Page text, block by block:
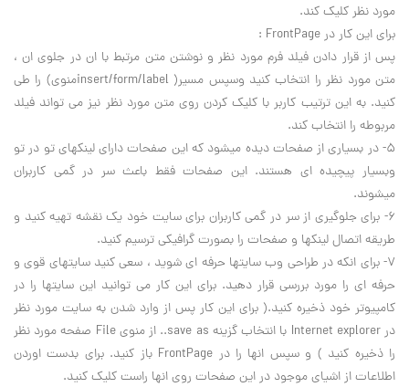
مورد نظر کليک کند.
براي اين کار در FrontPage :
پس از قرار دادن فيلد فرم مورد نظر و نوشتن متن مرتبط با ان در جلوي ان ،
متن مورد نظر را انتخاب کنيد وسپس مسير( insert/form/labelمنوي) را طي
کنيد. به اين ترتيب کاربر با کليک کردن روي متن مورد نظر نيز مي تواند فيلد
مربوطه را انتخاب کند.
5- در بسياري از صفحات ديده ميشود که اين صفحات داراي لينکهاي تو در تو
وبسيار پيچيده اي هستند. اين صفحات فقط باعث سر در گمي کاربران
ميشوند.
6- براي جلوگيري از سر در گمي کاربران براي سايت خود يک نقشه تهيه کنيد و
طريقه اتصال لينکها و صفحات را بصورت گرافيکي ترسيم کنيد.
7- براي انکه در طراحي وب سايتها حرفه اي شويد ، سعي کنيد سايتهاي قوي و
حرفه اي را مورد بررسي قرار دهيد. براي اين کار مي توانيد اين سايتها را در
کامپيوتر خود ذخيره کنيد.( براي اين کار پس از وارد شدن به سايت مورد نظر
در Internet explorer با انتخاب گزينه save as.. از منوي File صفحه مورد نظر
را ذخيره کنيد ) و سپس انها را در FrontPage باز کنيد. براي بدست اوردن
اطلاعات از اشياي موجود در اين صفحات روي انها راست کليک کنيد.